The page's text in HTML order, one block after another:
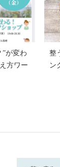
が変わ
方ワー
整
ン